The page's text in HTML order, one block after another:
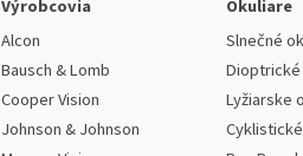
Výrobcovia
Alcon
Bausch & Lomb
Cooper Vision
Johnson & Johnson
Okuliare
Slnečné
Dioptrické
Lyžiarske